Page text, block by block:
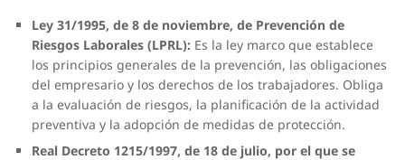
Ley 31/1995, de 8 de noviembre, de Prevención de
Riesgos Laborales (LPRL): Es la ley marco que establece
los principios generales de la prevención, las obligaciones
del empresario y los derechos de los trabajadores. Obliga
a la evaluación de riesgos, la planificación de la actividad
preventiva y la adopción de medidas de protección.
Real Decreto 1215/1997, de 18 de julio, por el que se